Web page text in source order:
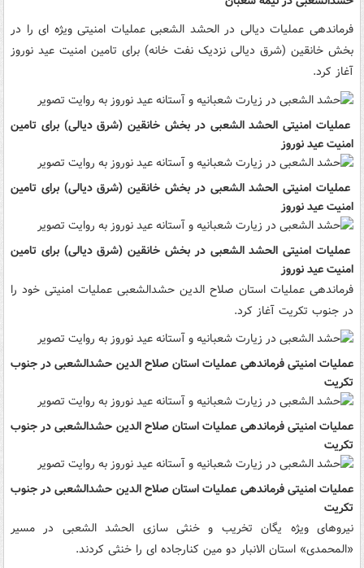
فرماندهی عملیات دیالی در الحشد الشعبی عملیات امنیتی ویژه ای را در
بخش خانقین (شرق دیالی نزدیک نفت خانه) برای تامین امنیت عید نوروز
آغاز کرد.
عملیات امنیتی الحشد الشعبی در بخش خانقین (شرق دیالی) برای تامین
امنیت عید نوروز
عملیات امنیتی الحشد الشعبی در بخش خانقین (شرق دیالی) برای تامین
امنیت عید نوروز
عملیات امنیتی الحشد الشعبی در بخش خانقین (شرق دیالی) برای تامین
امنیت عید نوروز
فرماندهی عملیات استان صلاح الدین حشدالشعبی عملیات امنیتی خود را
در جنوب تکریت آغاز کرد.
عملیات امنیتی فرماندهی عملیات استان صلاح الدین حشدالشعبی در جنوب
تکریت
عملیات امنیتی فرماندهی عملیات استان صلاح الدین حشدالشعبی در جنوب
تکریت
عملیات امنیتی فرماندهی عملیات استان صلاح الدین حشدالشعبی در جنوب
تکریت
نیروهای ویژه یگان تخریب و خنثی سازی الحشد الشعبی در مسیر
«المحمدی» استان الانبار دو مین کنارجاده ای را خنثی کردند.